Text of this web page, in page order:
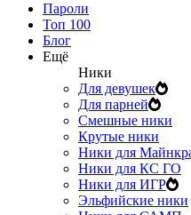
Пароли
Топ 100
Блог
Ещё
Ники
Для девушек
Для парней
Смешные ники
Крутые ники
Ники для
Ники для КС ГО
Ники для ИГР
Эльфийские ники